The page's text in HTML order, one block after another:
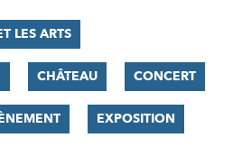
LES ARTS
CHÂTEAU CONCERT
EXPOSITION